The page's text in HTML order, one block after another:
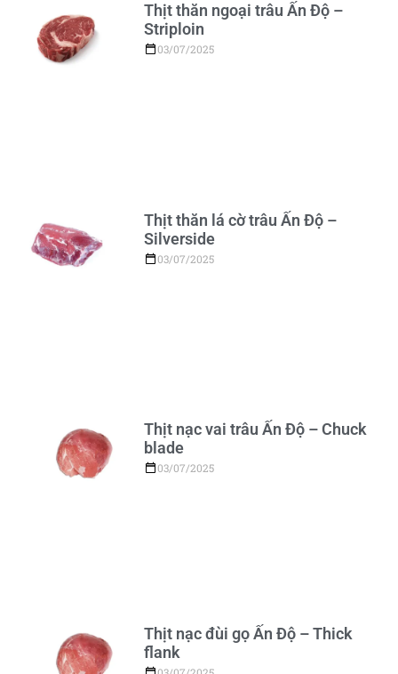
Thịt thăn ngoại trâu Ấn Độ –
Striploin
03/07/2025
Thịt thăn lá cờ trâu Ấn Độ –
Silverside
03/07/2025
Thịt nạc vai trâu Ấn Độ – Chuck
blade
03/07/2025
Thịt nạc đùi gọ Ấn Độ – Thick
flank